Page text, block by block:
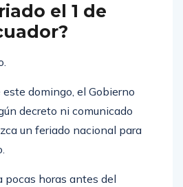
el 1 de
domingo, el Gobierno
decreto ni comunicado
un feriado nacional para
pocas horas antes del